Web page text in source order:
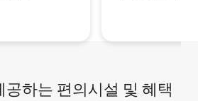
공하는 편의시설 및 혜택